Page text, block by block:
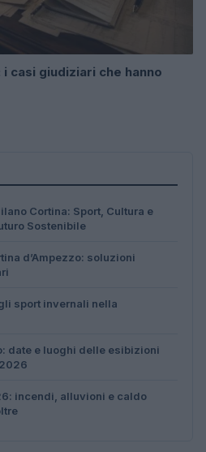
casi giudiziari che hanno
Cortina: Sport, Cultura e
Sostenibile
d’Ampezzo: soluzioni
sport invernali nella
date e luoghi delle esibizioni
incendi, alluvioni e caldo